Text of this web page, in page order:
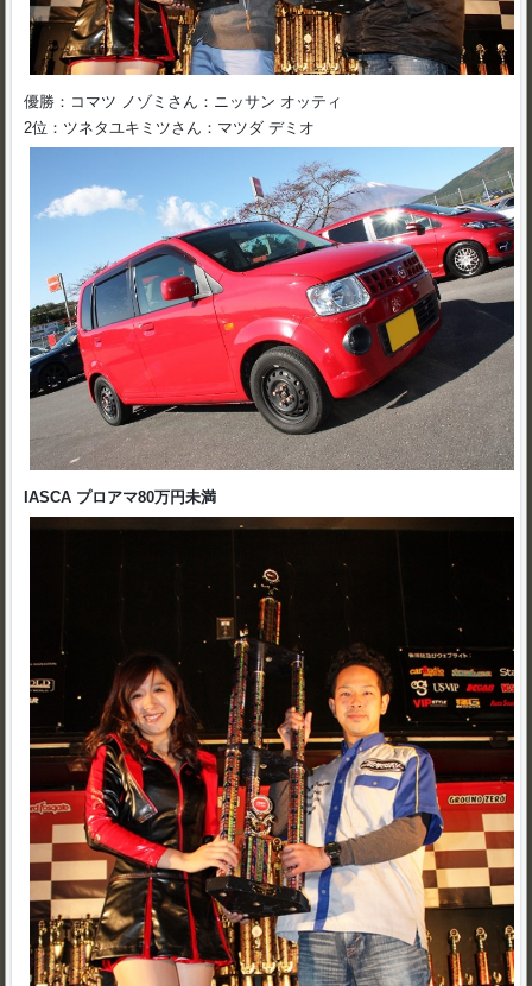
優勝：コマツ ノゾミさん：ニッサン オッティ
2位：ツネタユキミツさん：マツダ デミオ
IASCA プロアマ80万円未満